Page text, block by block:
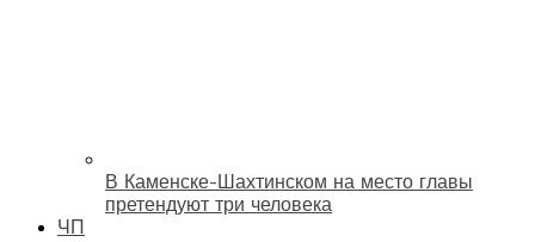
В Каменске-Шахтинском на место главы
претендуют три человека
ЧП